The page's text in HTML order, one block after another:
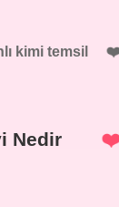
kimi temsil
Nedir